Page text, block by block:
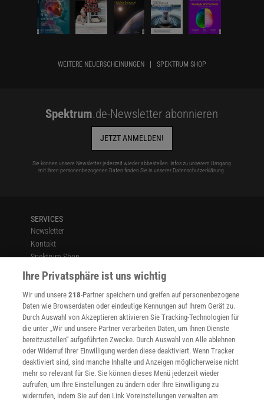
WEITERE NEUERSCHEINUNGEN SPEKTRUM SHOP
Spektrum.de-Newsletter abonnieren
JETZT ANMELDEN!
Sie können unsere Newsletter jederzeit wieder abbestellen. Infos zu unserem Umgang
mit Ihren personenbezogenen Daten finden Sie in unserer Datenschutzerklärung
SERVICES
Newsletter
Kontakt
Spektrum Shop
Im Handel kaufen
Presse
Verträge kündigen
INFO
Mediadaten
Datenschutz
Nutzungsbedingungen
Cookie-Einstellungen
Utiq verwalten
Nutzungsbasierte Onlinewerbung
Ihre Privatsphäre ist uns wichtig
Wir und unsere218-Partner speichern und greifen auf personenbezogene
Daten wie Browserdaten oder eindeutige Kennungen auf Ihrem Gerät zu.
Durch Auswahl von Akzeptieren aktivieren Sie Tracking-Technologien für
die unter „Wir und unsere Partner verarbeiten Daten, um Ihnen Dienste
bereitzustellen“ aufgeführten Zwecke. Durch Auswahl von Alle ablehnen
oder Widerruf Ihrer Einwilligung werden diese deaktiviert. Wenn Tracker
deaktiviert sind, sind manche Inhalte und Anzeigen möglicherweise nicht
mehr so relevant für Sie. Sie können dieses Menü jederzeit wieder
aufrufen, um Ihre Einstellungen zu ändern oder Ihre Einwilligung zu
widerrufen, indem Sie auf den Link Voreinstellungen verwalten am